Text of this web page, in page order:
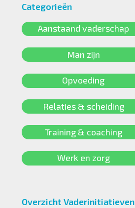
Categorieën
Aanstaand vaderschap
Man zijn
Opvoeding
Relaties & scheiding
Training & coaching
Werk en zorg
Overzicht Vaderinitiatieven